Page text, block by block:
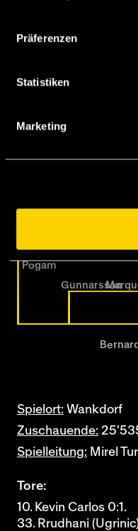
Präferenzen
Statistiken
Marketing
Vidakovic
Pogam
Gunnarsson
Spielort: Wankdorf
Zuschauende:
Spielleitung: Mirel
Tore:
10. Kevin Carlos 0:1.
33. Rrudhani (Ugrinic)